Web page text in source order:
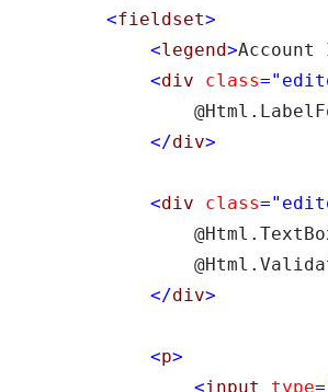
<fieldset>
<legend>Account
<div class
</div>
<div class
</div>
<p>
<input type